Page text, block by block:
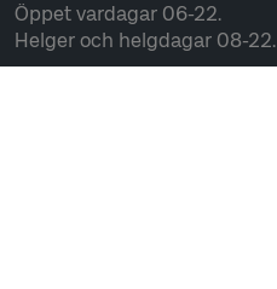
Öppet vardagar 06-22.
Helger och helgdagar 08-22.